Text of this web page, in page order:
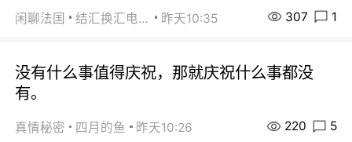
闲聊法国 结汇换汇电汇 昨天10:35 307 1
没有什么事值得庆祝，那就庆祝什么事都没
有。
真情秘密 四月的鱼 昨天10:26 220 5